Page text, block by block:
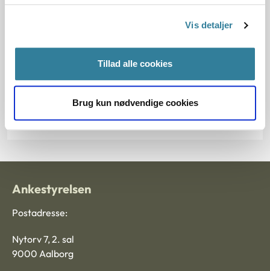
Vis detaljer
Tillad alle cookies
Brug kun nødvendige cookies
5200178-12
Ankestyrelsen
Postadresse:
Nytorv 7, 2. sal
9000 Aalborg